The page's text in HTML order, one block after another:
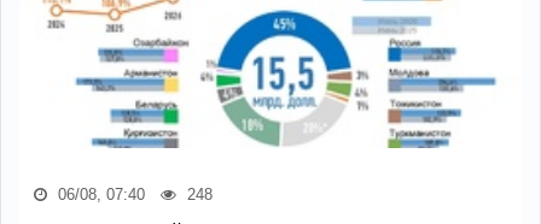
06/08, 07:40 248